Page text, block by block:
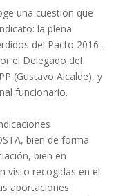
una cuestión que
la plena
del Pacto 2016-
el Delegado del
(Gustavo Alcalde), y
funcionario.
bien de forma
bien en
visto recogidas en el
aportaciones